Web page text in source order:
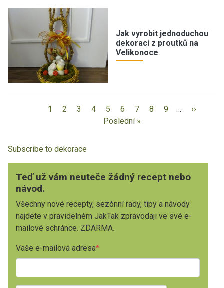
Jak vyrobit jednoduchou
dekoraci z proutků na
Velikonoce
1 2 3 4 5 6 7 8 9 …
››
Poslední »
Subscribe to dekorace
Teď už vám neuteče žádný recept nebo
návod.
Všechny nové recepty, sezónní rady, tipy a návody
najdete v pravidelném JakTak zpravodaji ve své e-
mailové schránce. ZDARMA.
Vaše e-mailová adresa